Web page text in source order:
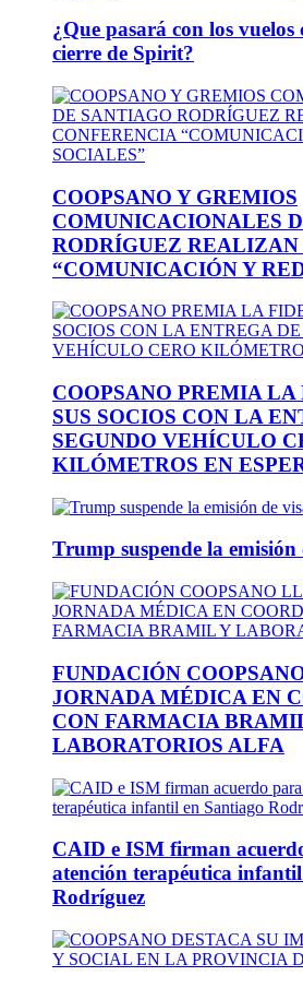
¿Que pasará con los
cierre de Spirit?
COOPSANO Y GREMIOS
COMUNICACIONALES
RODRÍGUEZ
“COMUNICACIÓN Y
COOPSANO PREMIA
SUS SOCIOS CON LA
SEGUNDO VEHÍCULO
KILÓMETROS EN
Trump suspende la
FUNDACIÓN
JORNADA MÉDICA EN
CON FARMACIA
LABORATORIOS ALFA
CAID e ISM firman
atención terapéutica
Rodríguez